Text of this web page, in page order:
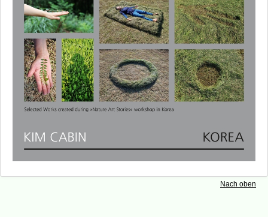
Nico Heyduck
Kim Cabin
Ko Seung Hyun
Sehriban Köksal Kurt
Thomas May
Waltraud Munz-Heiliger
Makiko Nishikaze
Kim Rathnau
Ute Ritschel
Verena Schneider
Nach oben